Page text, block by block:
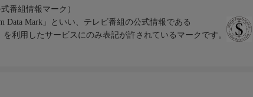
番組情報マーク）
Data Mark」といい、テレビ番組の公式情報である
を利用したサービスにのみ表記が許されているマークです。